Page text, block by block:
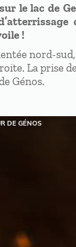
le lac de
!
nord-
La prise
Génos.